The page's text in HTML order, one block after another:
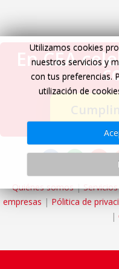
En CEA
Quiénes somos|
empresas | Pólitica de
|
Utilizamos cookies
nuestros servicios y
con tus preferencias.
utilización de